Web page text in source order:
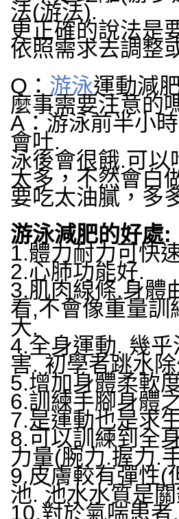
法(游法).
更正確的說法是
依照需求去調整
Q： 游泳運動減
麼事需要注意的
A：游泳前半小
會吐.
泳後會很餓.可以
太多，不然會白
要吃太油膩，多
游泳減肥的好處:
1.體力耐力可快
2.心肺功能好.
3.肌肉線條.身體
看,不會像重量訓
大.
4.全身運動. 幾
害. 初學者跳水
5.增加身體柔軟
6.訓練手腳身體
7.是運動也是求
8.可以訓練到全
力量(腕力.握力.
9.皮膚較有彈性(
池. 池水水質是
10.對於氣喘患